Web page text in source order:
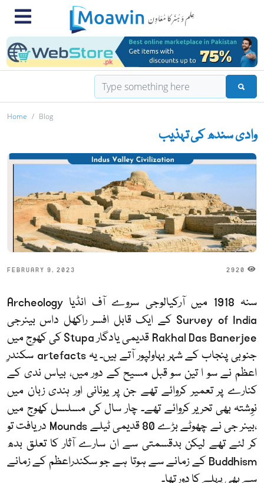
Home Blog
وادی سندھ کی تہذیب
FEBRUARY 9, 2023 2920
سنہ 1918 میں آرکیالوجی سروے آف انڈیا
Archeology
Survey of India کے ایک قابل افسر راکھل داس بینرجی
Rakhal Das Banerjee قدیمی یادگارStupaکی کھوج میں
جنوبی پنجاب کے شہر بہاولپور آتے ہیں۔ یہartefacts سکندرِ
اعظم نے سو ا تین سو قبل مسیح کے دور میں، بیاس ندی کے
کنارے پر تعمیر کروائے تھے جن پر یونانی اور ہندی زبان میں
نوِشتہ بھی تحریر کروائے تھے۔ چار سال کی مسلسل کھوج میں
،بینر جی نے چھوٹے بڑے 80 قدیمی ٹیلے
Mounds دریافت تو
کر لئے تھے لیکن بدقسمتی سے ان سارے آثار کا تعلق بدھ
Buddhism کے زمانے سے ہوتا ہے جو سکندراعظم کے زمانے